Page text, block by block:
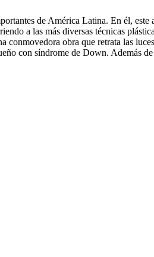
de América Latina. En él, este
a las más diversas técnicas
obra que retrata las
con síndrome de Down. Además